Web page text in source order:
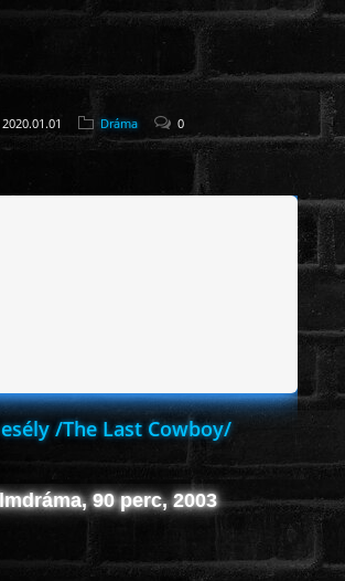
2020.01.01 Dráma 0
/The Last Cowboy/
90 perc, 2003